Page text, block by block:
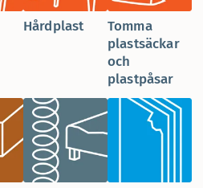
Hårdplast
Tomma
plastsäckar
och
plastpåsar